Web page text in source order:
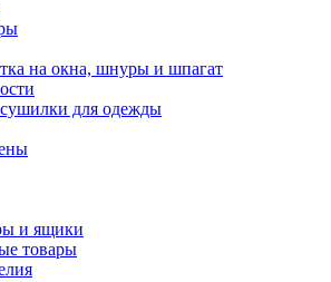
на окна, шнуры и шпагат
для одежды
и ящики
товары